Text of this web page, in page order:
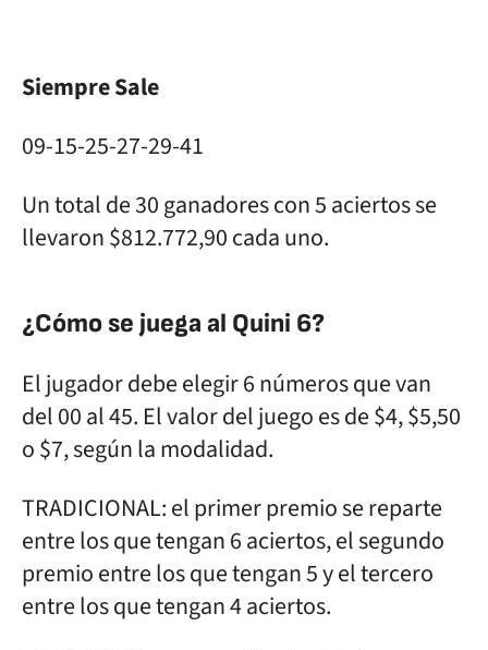
Siempre Sale
09-15-25-27-29-41
Un total de 30 ganadores con 5 aciertos se
llevaron $812.772,90 cada uno.
¿Cómo se juega al Quini 6?
El jugador debe elegir 6 números que van
del 00 al 45. El valor del juego es de $4, $5,50
o $7, según la modalidad.
TRADICIONAL: el primer premio se reparte
entre los que tengan 6 aciertos, el segundo
premio entre los que tengan 5 y el tercero
entre los que tengan 4 aciertos.